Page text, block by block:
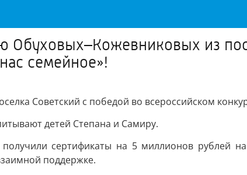
из
семейное»!
Советский с победой во всероссийском
детей Степана и Самиру.
сертификаты на 5 миллионов рублей
поддержке.